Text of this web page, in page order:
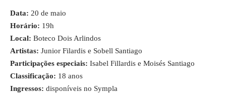
Data: 20 de maio
Horário: 19h
Local: Boteco Dois Arlindos
Artistas: Junior Filardis e Sobell Santiago
Participações especiais: Isabel Fillardis e Moisés Santiago
Classificação: 18 anos
Ingressos: disponíveis no Sympla